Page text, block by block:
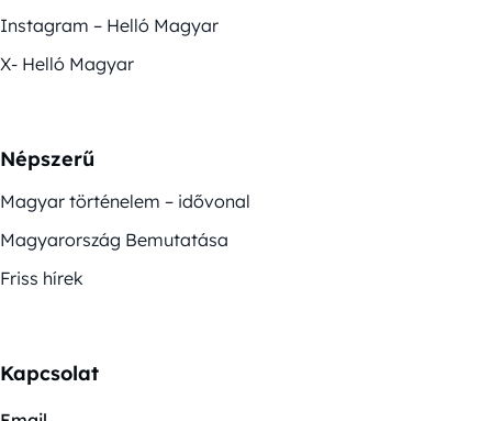
Instagram – Helló Magyar
X- Helló Magyar
Népszerű
Magyar történelem – idővonal
Magyarország Bemutatása
Friss hírek
Kapcsolat